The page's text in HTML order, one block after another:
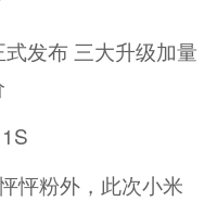
粉外，此次小米